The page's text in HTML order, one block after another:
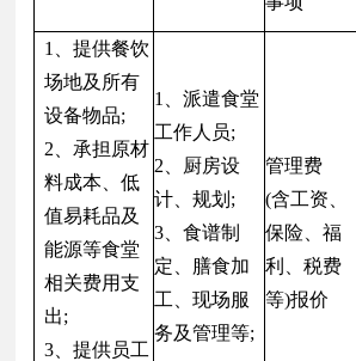
1、提供餐饮
场地及所有
设备物品;
2、承担原材
料成本、低
值易耗品及
能源等食堂
相关费用支
出;
3、提供员工
1、派遣食堂
工作人员;
2、厨房设
计、规划;
3、食谱制
定、膳食加
工、现场服
务及管理等;
管理费
(含工资、
保险、福
利、税费
等)报价